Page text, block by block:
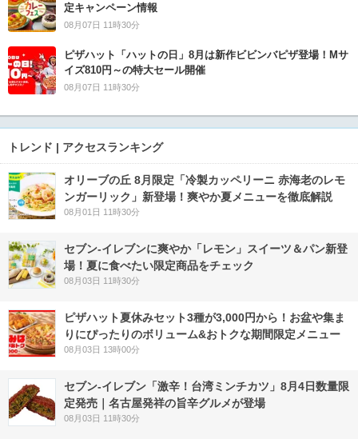
定キャンペーン情報
08月07日 11時30分
ピザハット「ハットの日」8月は新作ビビンバピザ登場！Mサ
イズ810円～の特大セール開催
08月07日 11時30分
トレンド | アクセスランキング
オリーブの丘 8月限定「冷製カッペリーニ 赤海老のレモ
ンガーリック」新登場！爽やか夏メニューを徹底解説
08月01日 11時30分
セブン‐イレブンに爽やか「レモン」スイーツ＆パン新登
場！夏に食べたい限定商品をチェック
08月03日 11時30分
ピザハット夏休みセット3種が3,000円から！お盆や集ま
りにぴったりのボリューム&おトクな期間限定メニュー
08月03日 13時00分
セブン-イレブン「激辛！台湾ミンチカツ」8月4日数量限
定発売｜名古屋発祥の旨辛グルメが登場
08月03日 11時30分